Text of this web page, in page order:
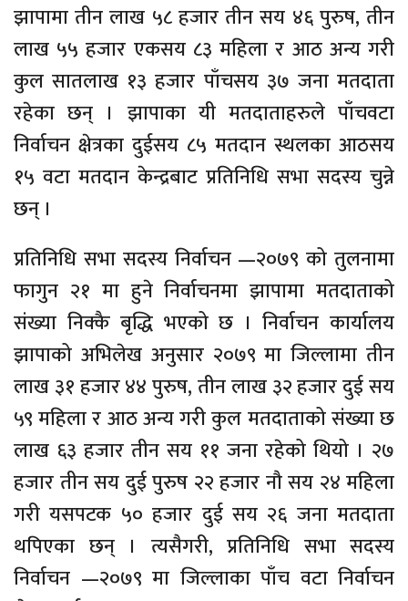
झापामा तीन लाख ५८ हजार तीन सय ४६ पुरुष, तीन
लाख ५५ हजार एकसय ८३ महिला र आठ अन्य गरी
कुल सातलाख १३ हजार पाँचसय ३७ जना मतदाता
रहेका छन् । झापाका यी मतदाताहरुले पाँचवटा
निर्वाचन क्षेत्रका दुईसय ८५ मतदान स्थलका आठसय
१५ वटा मतदान केन्द्रबाट प्रतिनिधि सभा सदस्य चुन्ने
छन् ।
प्रतिनिधि सभा सदस्य निर्वाचन —२०७९ को तुलनामा
फागुन २१ मा हुने निर्वाचनमा झापामा मतदाताको
संख्या निक्कै बृद्धि भएको छ । निर्वाचन कार्यालय
झापाको अभिलेख अनुसार २०७९ मा जिल्लामा तीन
लाख ३१ हजार ४४ पुरुष, तीन लाख ३२ हजार दुई सय
५९ महिला र आठ अन्य गरी कुल मतदाताको संख्या छ
लाख ६३ हजार तीन सय ११ जना रहेको थियो । २७
हजार तीन सय दुई पुरुष २२ हजार नौ सय २४ महिला
गरी यसपटक ५० हजार दुई सय २६ जना मतदाता
थपिएका छन् । त्यसैगरी, प्रतिनिधि सभा सदस्य
निर्वाचन —२०७९ मा जिल्लाका पाँच वटा निर्वाचन